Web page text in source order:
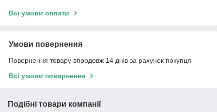
Всі умови оплати
Умови повернення
Повернення товару впродовж 14 днів за рахунок покупця
Всі умови повернення
Подібні товари компанії